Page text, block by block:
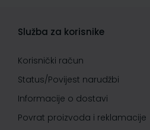
Služba za korisnike
Korisnički račun
Status/Povijest narudžbi
Informacije o dostavi
Povrat proizvoda i reklamacije